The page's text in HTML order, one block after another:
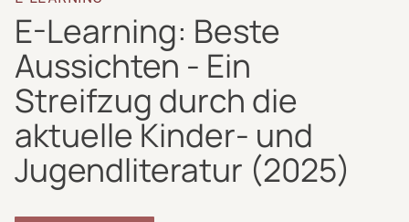
k
m
e
n
u
u
p
t
n
a
v
f
a
d
n
a
v
E-Learning: Beste
Aussichten - Ein
Streifzug durch die
aktuelle Kinder- und
Jugendliteratur (2025)